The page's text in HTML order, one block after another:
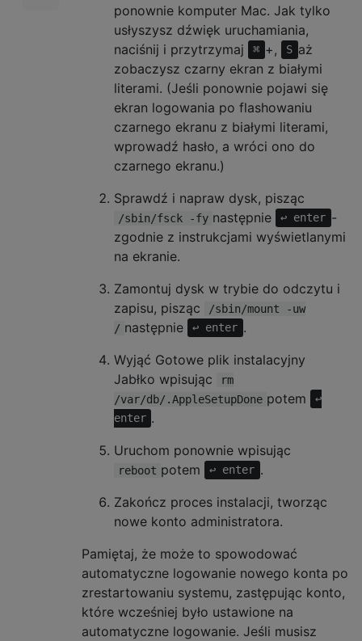
ponownie komputer Mac. Jak tylko
usłyszysz dźwięk uruchamiania,
naciśnij i przytrzymaj
⌘ +, S aż
zobaczysz czarny ekran z białymi
literami. (Jeśli ponownie pojawi się
ekran logowania po flashowaniu
czarnego ekranu z białymi literami,
wprowadź hasło, a wróci ono do
czarnego ekranu.)
Sprawdź i napraw dysk, pisząc
/sbin/fsck -fy następnie ↩ enter -
zgodnie z instrukcjami wyświetlanymi
na ekranie.
Zamontuj dysk w trybie do odczytu i
zapisu, pisząc
/sbin/mount -uw
/ następnie ↩ enter .
Wyjąć Gotowe plik instalacyjny
Jabłko wpisując
rm
/var/db/.AppleSetupDone potem
↩
enter .
Uruchom ponownie wpisując
reboot potem ↩ enter .
Zakończ proces instalacji, tworząc
nowe konto administratora.
Pamiętaj, że może to spowodować
automatyczne logowanie nowego konta po
zrestartowaniu systemu, zastępując konto,
które wcześniej było ustawione na
automatyczne logowanie. Jeśli musisz